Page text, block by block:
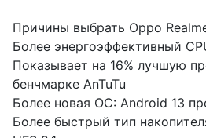
Причины выбрать Oppo
Более энергоэффективный
Показывает на 16% лучшую
бенчмарке AnTuTu
Более новая ОС: Android 13
Более быстрый тип